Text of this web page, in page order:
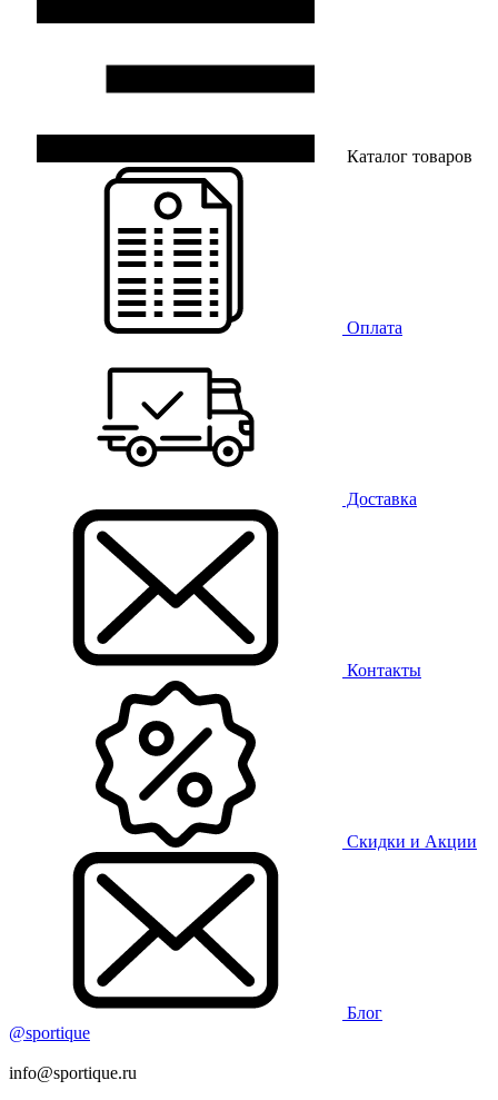
Каталог товаров
Оплата
Доставка
Контакты
Скидки и Акции
Блог
@sportique
info@sportique.ru